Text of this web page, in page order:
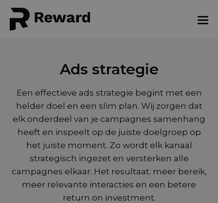
Ads strategie
Een effectieve ads strategie begint met een
helder doel en een slim plan. Wij zorgen dat
elk onderdeel van je campagnes samenhang
heeft en inspeelt op de juiste doelgroep op
het juiste moment. Zo wordt elk kanaal
strategisch ingezet en versterken alle
campagnes elkaar. Het resultaat: meer bereik,
meer relevante interacties en een betere
return on investment.